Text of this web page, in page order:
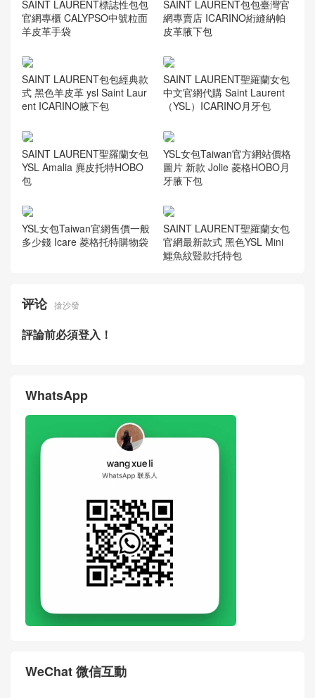
SAINT LAURENT標誌性包包
官網專櫃 CALYPSO中號粒面
羊皮革手袋
SAINT LAURENT包包臺灣官
網專賣店 ICARINO絎縫納帕
皮革腋下包
SAINT LAURENT包包經典款
式 黑色羊皮革 ysl Saint Laur
ent ICARINO腋下包
SAINT LAURENT聖羅蘭女包
中文官網代購 Saint Laurent
（YSL）ICARINO月牙包
SAINT LAURENT聖羅蘭女包
YSL Amalia 麂皮托特HOBO
包
YSL女包Taiwan官方網站價格
圖片 新款 Jolie 菱格HOBO月
牙腋下包
YSL女包Taiwan官網售價一般
多少錢 Icare 菱格托特購物袋
SAINT LAURENT聖羅蘭女包
官網最新款式 黑色YSL Mini
鱷魚紋豎款托特包
评论 搶沙發
評論前必須登入！
WhatsApp
WeChat 微信互動